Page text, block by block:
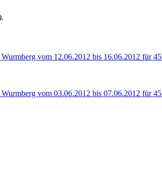
vom 12.06.2012 bis 16.06.2012 für
vom 03.06.2012 bis 07.06.2012 für